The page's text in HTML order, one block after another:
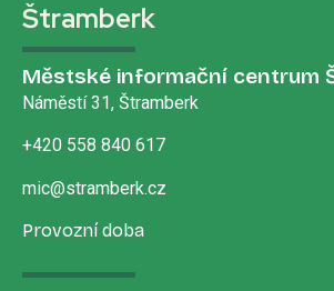
Štramberk
Městské informační centrum
Náměstí 31, Štramberk
+420 558 840 617
mic@stramberk.cz
Provozní doba